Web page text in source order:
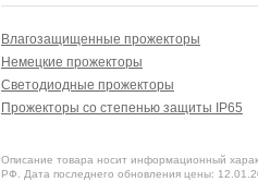
Влагозащищенные прожекторы
Немецкие прожекторы
Светодиодные прожекторы
Прожекторы со степенью защиты IP65
Описание товара носит информационный
РФ. Дата последнего обновления цены: